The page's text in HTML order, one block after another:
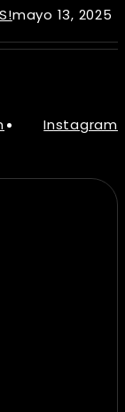
mayo 13, 2025
Instagram